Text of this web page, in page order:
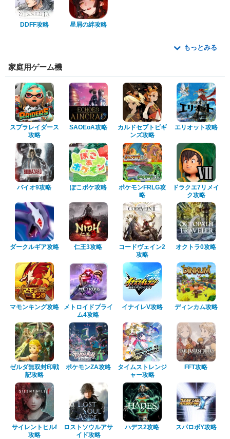
DDFF攻略 星屑の絆攻略
もっとみる
家庭用ゲーム機
スプラレイダース
攻略
SAOEoA攻略
カルドセプトビギ
ンズ攻略
エリオット攻略
バイオ9攻略 ぽこポケ攻略
ポケモンFRLG攻
略
ドラクエ7リメイ
ク攻略
ダークルギア攻略 仁王3攻略
コードヴェイン2
攻略
オクトラ0攻略
マモンキング攻略
メトロイドプライ
ム4攻略
イナイレV攻略 ディンカム攻略
ゼルダ無双封印戦
記攻略
ポケモンZA攻略
タイムストレンジ
ャー攻略
FFT攻略
サイレントヒルf
攻略
ロストソウルアサ
イド攻略
ハデス2攻略 スパロボY攻略